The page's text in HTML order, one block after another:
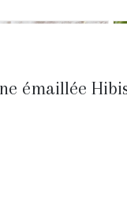
émaillée